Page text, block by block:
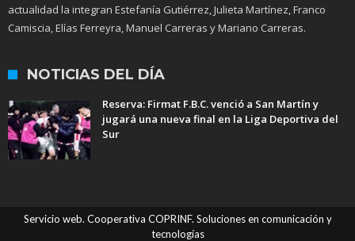
actualidad la integran Estefanía Gutiérrez, Julieta Martínez, Franco
Camiscia, Elías Ferreyra, Manuel Carreras y Mariano Carreras.
NOTICIAS DEL DÍA
Reserva: Firmat F.B.C. venció a San Martín y
jugará una nueva final en la Liga Deportiva del
Sur
Servicio web. Cooperativa COPRINF. Soluciones en comunicación y
tecnologías